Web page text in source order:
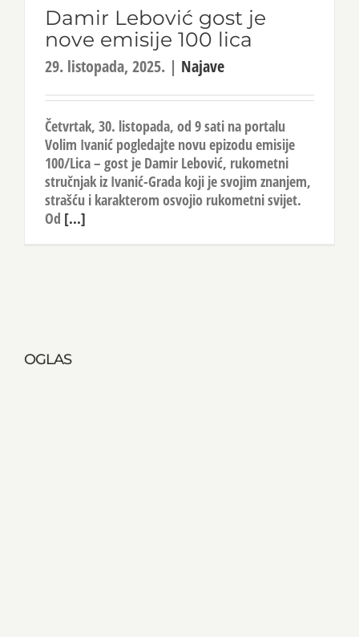
Damir Lebović gost je
nove emisije 100 lica
29. listopada, 2025. | Najave
Četvrtak, 30. listopada, od 9 sati na portalu
Volim Ivanić pogledajte novu epizodu emisije
100/Lica – gost je Damir Lebović, rukometni
stručnjak iz Ivanić-Grada koji je svojim znanjem,
strašću i karakterom osvojio rukometni svijet.
Od [...]
OGLAS